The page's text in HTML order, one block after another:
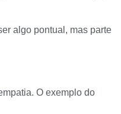
algo pontual, mas parte
O exemplo do